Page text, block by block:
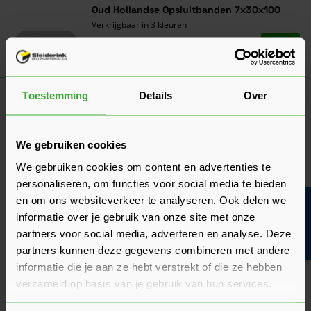
Toestemming Details Over
We gebruiken cookies
We gebruiken cookies om content en advertenties te
personaliseren, om functies voor social media te bieden
en om ons websiteverkeer te analyseren. Ook delen we
informatie over je gebruik van onze site met onze
partners voor social media, adverteren en analyse. Deze
partners kunnen deze gegevens combineren met andere
informatie die je aan ze hebt verstrekt of die ze hebben
verzameld op basis van je gebruik van hun services.
Oud Hollandse Opsluitbanden 7x30x100
Verkrijgbaar in 3 kleuren
Ga
U lees momenteel pagina
1 Pagina
2
Sluit eenvoudig je bestrating in met
grijze opsluitbanden!
De opsluitband grijs in ons assortiment is geschikt als
begrenzing voor een terras, tuin, looppad of oprit. Ze zijn
verkrijgbaar van het welbekende merk
Excluton
. Liever een
andere kleur opsluitband voor je project? Dat is mogelijk, we
bieden deopsluitbandenook in de kleurantracietaan.